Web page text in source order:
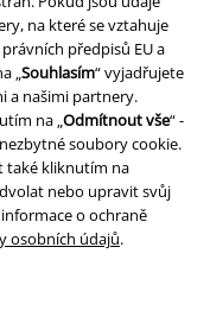
na které se vztahuje
předpisů EU a
„Souhlasím“ vyjadřujete
a našimi partnery.
na „Odmítnout vše“ -
soubory cookie.
také kliknutím na
nebo upravit svůj
informace o ochraně
osobních údajů.